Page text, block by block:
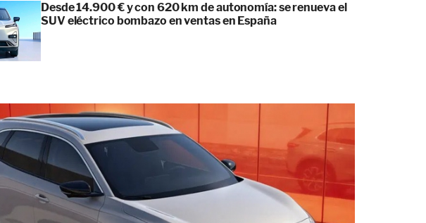
Desde 14.900 € y con 620 km de autonomía: se renueva el
SUV eléctrico bombazo en ventas en España